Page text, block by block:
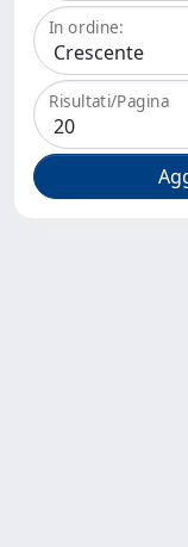
In ordine:
Risultati/Pagina